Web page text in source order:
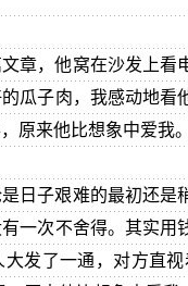
章，他窝在沙发上看
瓜子肉，我感动地看
原来他比想象中爱我。
日子艰难的最初还是
一次不舍得。其实用
发了一通，对方直视